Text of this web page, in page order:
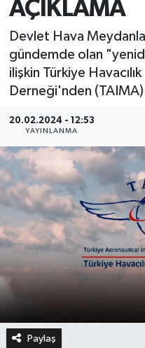
AÇIKLAMA
Devlet Hava
gündemde olan
ilişkin Türkiye
Derneği'nden
20.02.2024 - 12:53
YAYINLANMA
Paylaş